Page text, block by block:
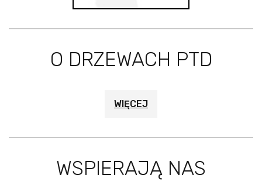
O DRZEWACH PTD
WIĘCEJ
WSPIERAJĄ NAS